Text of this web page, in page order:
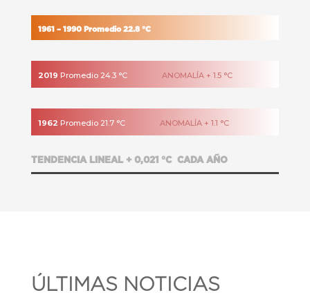
1961 – 1990Promedio 22.8 °C
ANOMALÍA + 1.5 °C
2019 Promedio 24.3 °C
ANOMALÍA + 1.1 °C
1962 Promedio 21.7 °C
TENDENCIA LINEAL + 0,021 °C CADA AÑO
ÚLTIMAS NOTICIAS